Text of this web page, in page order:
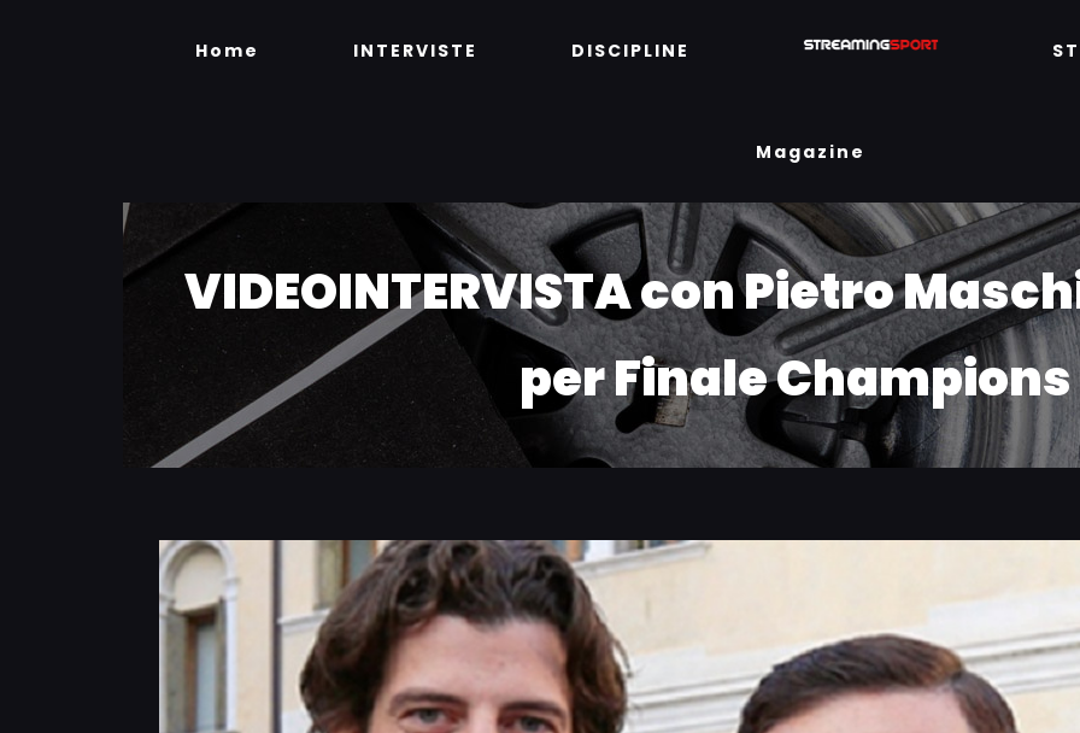
Home INTERVISTE DISCIPLINE
Magazine
VIDEOINTERVISTA con Pietro
per Finale